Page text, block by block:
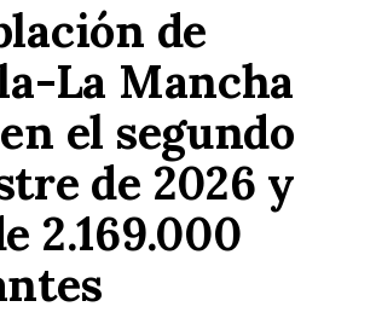
de
La Mancha
el segundo
de 2026 y
2.169.000